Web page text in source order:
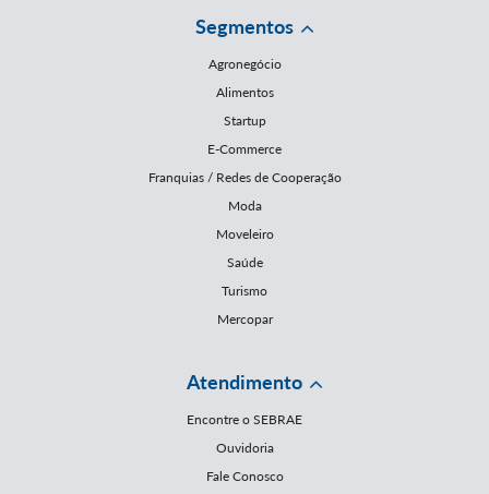
Segmentos
Agronegócio
Alimentos
Startup
E-Commerce
Franquias / Redes de Cooperação
Moda
Moveleiro
Saúde
Turismo
Mercopar
Atendimento
Encontre o SEBRAE
Ouvidoria
Fale Conosco